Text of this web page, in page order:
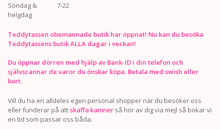
Söndag &
helgdag
7-22
Teddytassen obemannade butik har öppnat! Nu kan du besöka
Teddytassens butik ALLA dagar i veckan!
Du öppnar dörren med hjälp av Bank-ID i din telefon och
självscannar de varor du önskar köpa. Betala med swish eller
kort.
Vill du ha en alldeles egen personal shopper när du besöker oss
eller funderar på att skaffa kaniner så hör av dig via mejl så bokar vi
en tid som passar oss båda.